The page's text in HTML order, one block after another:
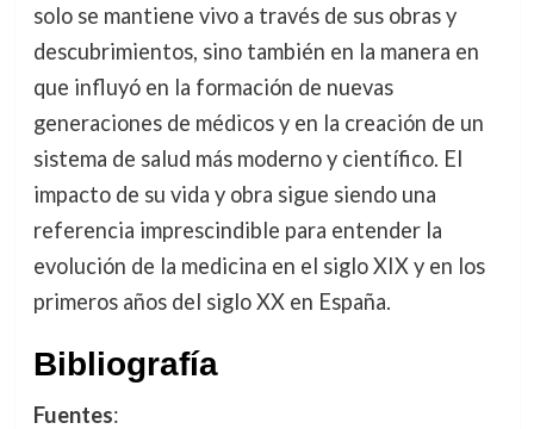
solo se mantiene vivo a través de sus obras y
descubrimientos, sino también en la manera en
que influyó en la formación de nuevas
generaciones de médicos y en la creación de un
sistema de salud más moderno y científico. El
impacto de su vida y obra sigue siendo una
referencia imprescindible para entender la
evolución de la medicina en el siglo XIX y en los
primeros años del siglo XX en España.
Bibliografía
Fuentes: